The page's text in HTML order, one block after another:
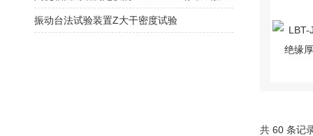
共 60 条记
振动台法试验装置Z大干密度试验